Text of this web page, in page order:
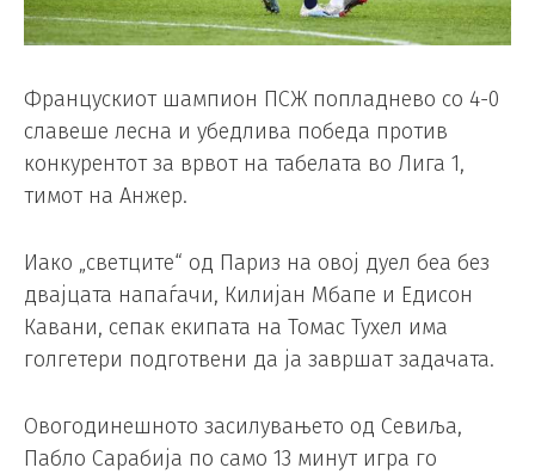
Францускиот шампион ПСЖ попладнево со 4-0
славеше лесна и убедлива победа против
конкурентот за врвот на табелата во Лига 1,
тимот на Анжер.
Иако „светците“ од Париз на овој дуел беа без
двајцата напаѓачи, Килијан Мбапе и Едисон
Кавани, сепак екипата на Томас Тухел има
голгетери подготвени да ја завршат задачата.
Овогодинешното засилувањето од Севиља,
Пабло Сарабија по само 13 минут игра го